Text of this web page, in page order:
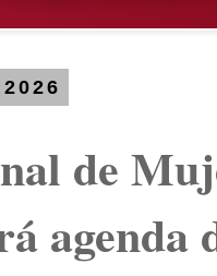
de
agenda